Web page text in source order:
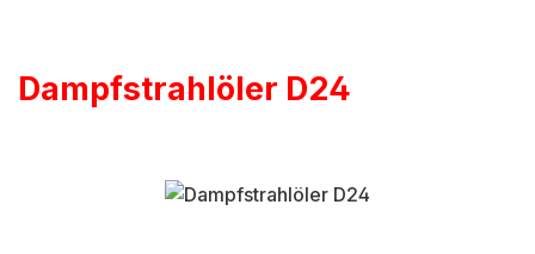
Dampfstrahlöler D24
Bildergalerie überspringen